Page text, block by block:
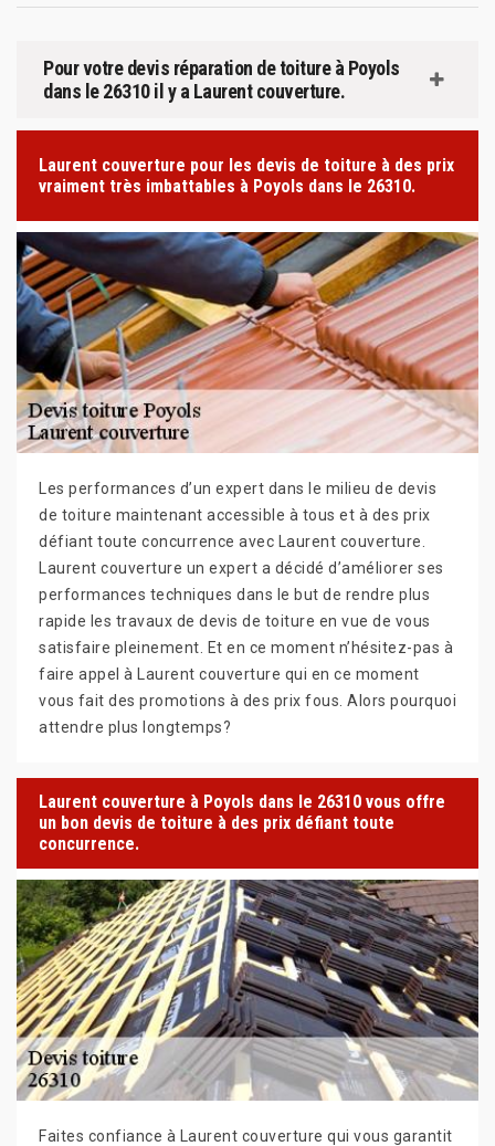
Pour votre devis réparation de toiture à Poyols
dans le 26310 il y a Laurent couverture.
Laurent couverture pour les devis de toiture à des prix
vraiment très imbattables à Poyols dans le 26310.
Les performances d’un expert dans le milieu de devis
de toiture maintenant accessible à tous et à des prix
défiant toute concurrence avec Laurent couverture.
Laurent couverture un expert a décidé d’améliorer ses
performances techniques dans le but de rendre plus
rapide les travaux de devis de toiture en vue de vous
satisfaire pleinement. Et en ce moment n’hésitez-pas à
faire appel à Laurent couverture qui en ce moment
vous fait des promotions à des prix fous. Alors pourquoi
attendre plus longtemps?
Laurent couverture à Poyols dans le 26310 vous offre
un bon devis de toiture à des prix défiant toute
concurrence.
Faites confiance à Laurent couverture qui vous garantit